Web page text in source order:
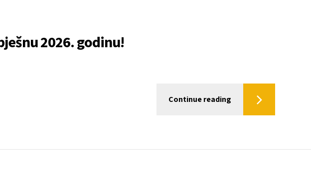
2026. godinu!
Continue reading